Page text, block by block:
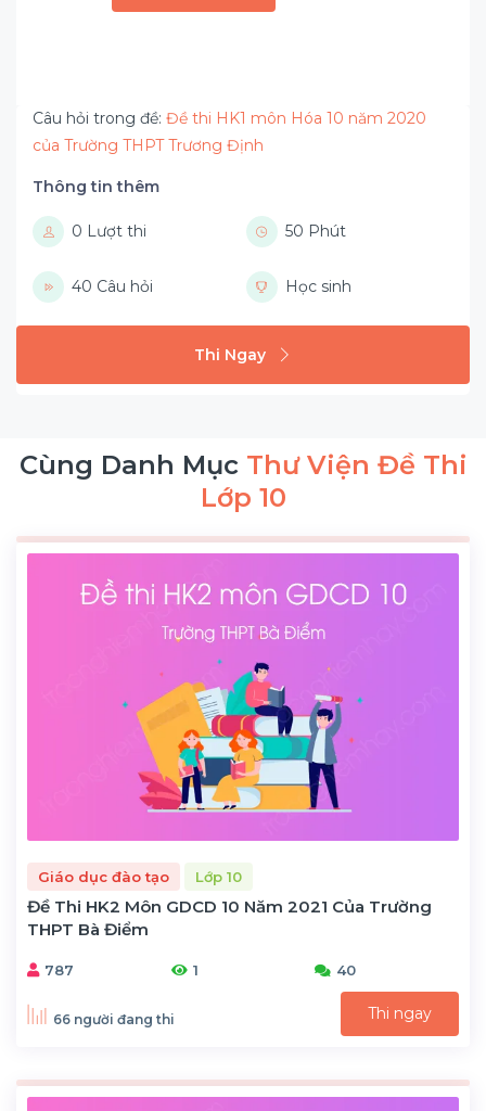
Câu hỏi trong đề: Đề thi HK1 môn Hóa 10 năm 2020
của Trường THPT Trương Định
Thông tin thêm
0 Lượt thi 50 Phút
40 Câu hỏi Học sinh
Thi Ngay
Cùng Danh Mục Thư Viện Đề Thi
Lớp 10
Giáo dục đào tạo Lớp 10
Đề Thi HK2 Môn GDCD 10 Năm 2021 Của Trường
THPT Bà Điểm
787 1 40
66 người đang thi Thi ngay